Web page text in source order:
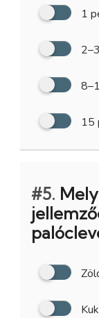
1
15
#5.